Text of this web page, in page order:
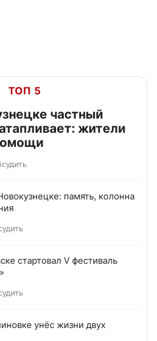
ТОП 5
частный
жители
память, колонна
стартовал V фестиваль
унёс жизни двух